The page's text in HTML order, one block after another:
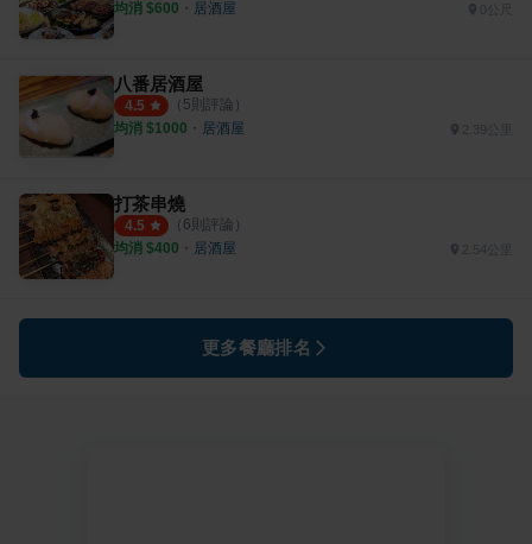
均消 $600 ・ 居酒屋
八番居酒屋
4.5 （ 5則評論）
均消 $1000 ・ 居酒屋
打茶串燒
4.5 （ 6則評論）
均消 $400 ・ 居酒屋 2.54公里
更多餐廳排名